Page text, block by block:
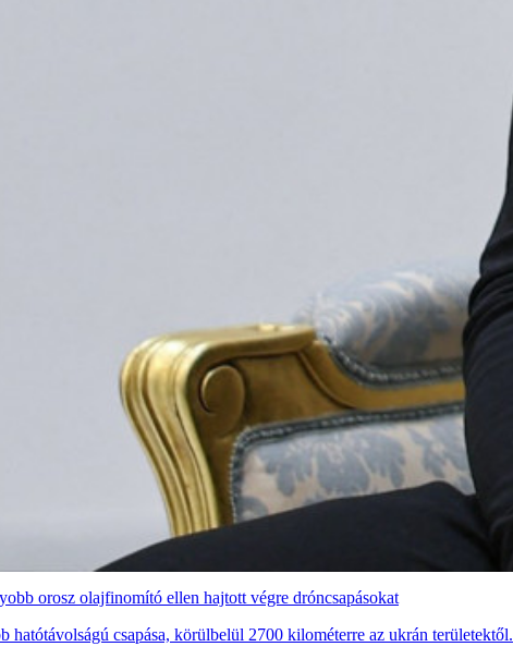
orosz olajfinomító ellen hajtott végre dróncsapásokat
hatótávolságú csapása, körülbelül 2700 kilométerre az ukrán területektől.